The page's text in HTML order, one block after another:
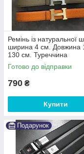
Ремінь із натуральної
ширина 4 см. Довжина
130 см. Туреччина
Готово до відправки
790 ₴
Купити
Подарунок